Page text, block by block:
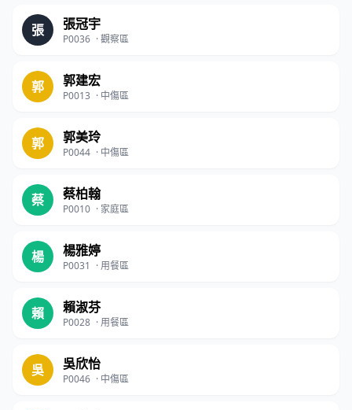
張 張冠宇
P0036 ·觀察區
郭 郭建宏
P0013 · 中傷區
郭 郭美玲
P0044 · 中傷區
蔡 蔡柏翰
P0010 · 家庭區
楊 楊雅婷
P0031 · 用餐區
賴 賴淑芬
P0028 · 用餐區
吳 吳欣怡
P0046 · 中傷區